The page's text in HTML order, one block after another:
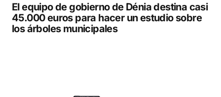
El equipo de gobierno de Dénia destina casi
45.000 euros para hacer un estudio sobre
los árboles municipales